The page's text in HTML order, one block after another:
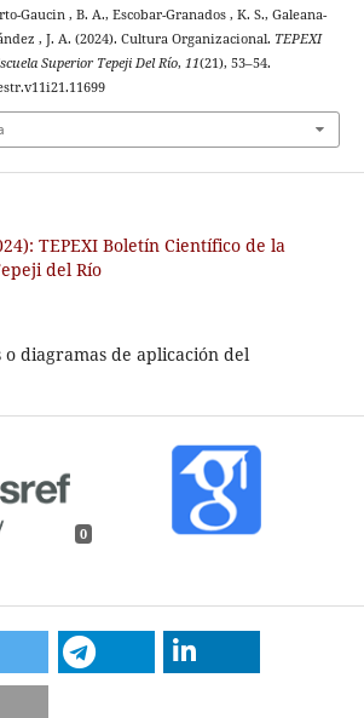
Gaucin , B. A., Escobar-Granados , K. S., Galeana-
, J. A. (2024). Cultura Organizacional. TEPEXI
Superior Tepeji Del Río, 11(21), 53–54.
TEPEXI Boletín Científico de la
del Río
o diagramas de aplicación del
0